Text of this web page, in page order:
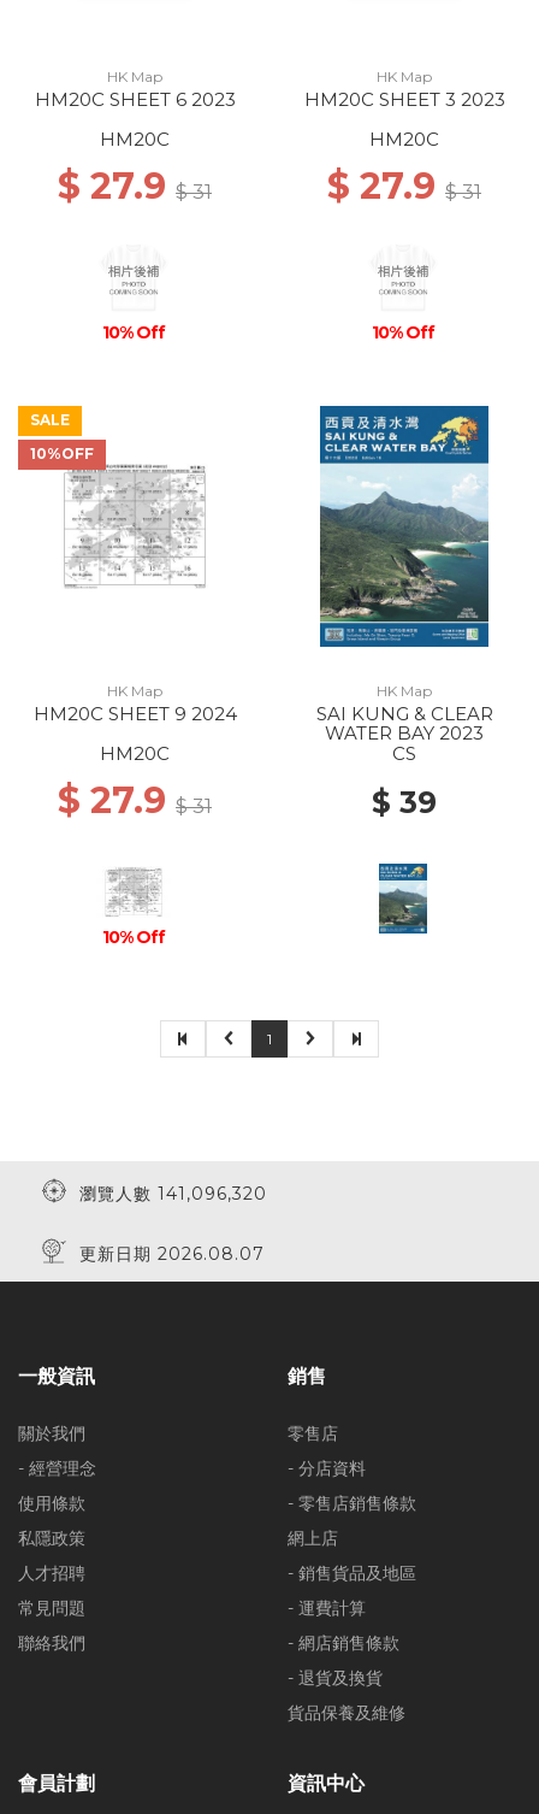
HK Map
HM20C SHEET 6 2023
HM20C
$ 27.9 $ 31
10% Off
HK Map
HM20C SHEET 3 2023
HM20C
$ 27.9 $ 31
10% Off
SALE
10%OFF
HK Map
HM20C SHEET 9 2024
HM20C
$ 27.9 $ 31
10% Off
HK Map
SAI KUNG & CLEAR
WATER BAY 2023
CS
$ 39
1
瀏覽人數 141,096,320
更新日期 2026.08.07
一般資訊
關於我們
- 經營理念
使用條款
私隱政策
人才招聘
常見問題
聯絡我們
銷售
零售店
- 分店資料
- 零售店銷售條款
網上店
- 銷售貨品及地區
- 運費計算
- 網店銷售條款
- 退貨及換貨
貨品保養及維修
會員計劃 資訊中心